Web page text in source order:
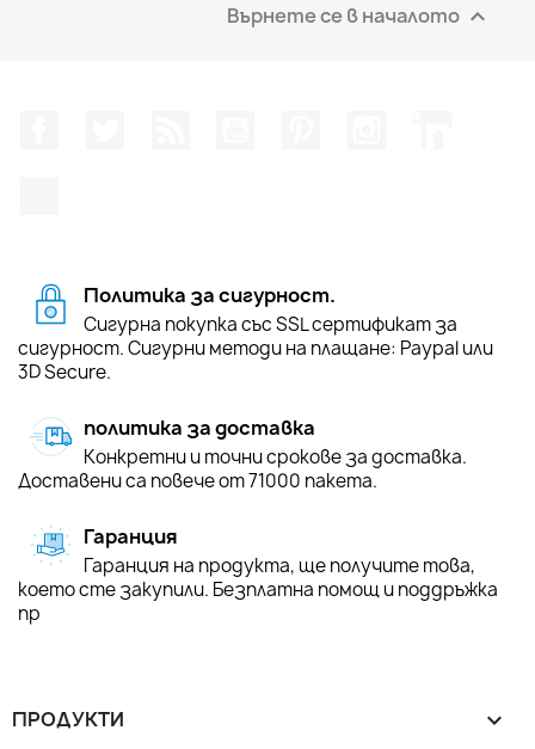
Върнете се в началото 
Политика за сигурност.
Сигурна покупка със SSL сертификат за
сигурност. Сигурни методи на плащане: Paypal или
3D Secure.
политика за доставка
Конкретни и точни срокове за доставка.
Доставени са повече от 71000 пакета.
Гаранция
Гаранция на продукта, ще получите това,
което сте закупили. Безплатна помощ и поддръжка
пр
ПРОДУКТИ 